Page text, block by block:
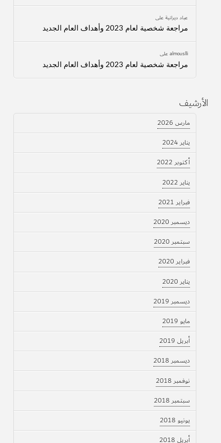
عباد ديرانيةعلى
مراجعة شخصية لعام 2023 وأهداف العام الجديد
almouslliعلى
مراجعة شخصية لعام 2023 وأهداف العام الجديد
الأرشيف
مارس 2026
يناير 2024
أكتوبر 2022
يناير 2022
فبراير 2021
ديسمبر 2020
سبتمبر 2020
فبراير 2020
يناير 2020
ديسمبر 2019
مايو 2019
أبريل 2019
ديسمبر 2018
نوفمبر 2018
سبتمبر 2018
يونيو 2018
أبريل 2018